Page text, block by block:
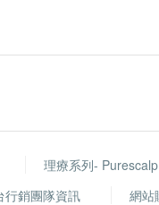
理療系列-
行銷團隊資訊 網站